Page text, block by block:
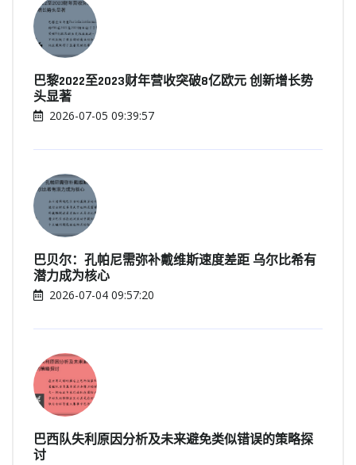
巴黎2022至2023财年营收突破8亿欧元 创新增长势
头显著
2026-07-05 09:39:57
巴贝尔：孔帕尼需弥补戴维斯速度差距 乌尔比希有
潜力成为核心
2026-07-04 09:57:20
巴西队失利原因分析及未来避免类似错误的策略探
讨